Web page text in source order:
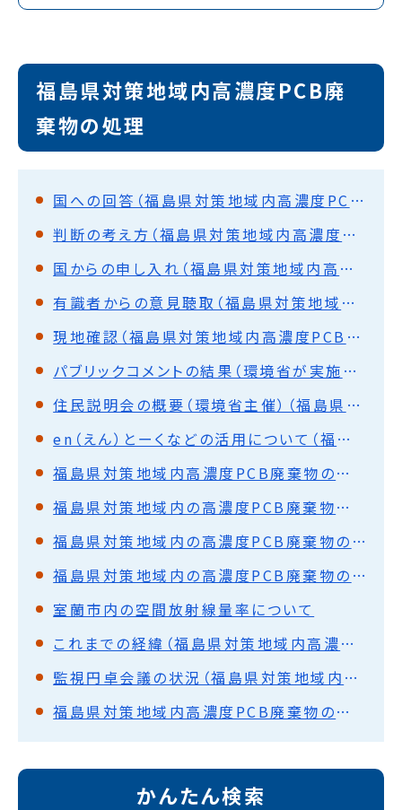
福島県対策地域内高濃度PCB廃
棄物の処理
国への回答（福島県対策地域内高濃度PCB廃棄物の処理について）
判断の考え方（福島県対策地域内高濃度PCB廃棄物の処理について）
国からの申し入れ（福島県対策地域内高濃度PCB廃棄物の処理について）
有識者からの意見聴取（福島県対策地域内高濃度PCB廃棄物の処理について）
現地確認（福島県対策地域内高濃度PCB廃棄物の処理について）
パブリックコメントの結果（環境省が実施）（福島県対策地域内高濃度PCB廃棄物の処理について）
住民説明会の概要（環境省主催）（福島県対策地域内高濃度PCB廃棄物の処理について）
en（えん）とーくなどの活用について（福島県対策地域内高濃度PCB廃棄物の処理について）
福島県対策地域内高濃度PCB廃棄物の処理前後の空間線量率等について
福島県対策地域内の高濃度PCB廃棄物保管状況等の現地確認
福島県対策地域内の高濃度PCB廃棄物の処理方針に対する意見の募集（パブリックコメント）の実施結果
福島県対策地域内の高濃度PCB廃棄物の搬入について
室蘭市内の空間放射線量率について
これまでの経緯（福島県対策地域内高濃度PCB廃棄物の処理について）
監視円卓会議の状況（福島県対策地域内高濃度PCB廃棄物の処理について）
福島県対策地域内高濃度PCB廃棄物の処理について
かんたん検索